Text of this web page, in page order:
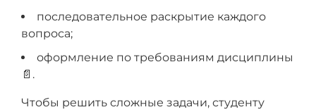
последовательное раскрытие каждого
вопроса;
оформление по требованиям дисциплины
📄.
Чтобы решить сложные задачи, студенту